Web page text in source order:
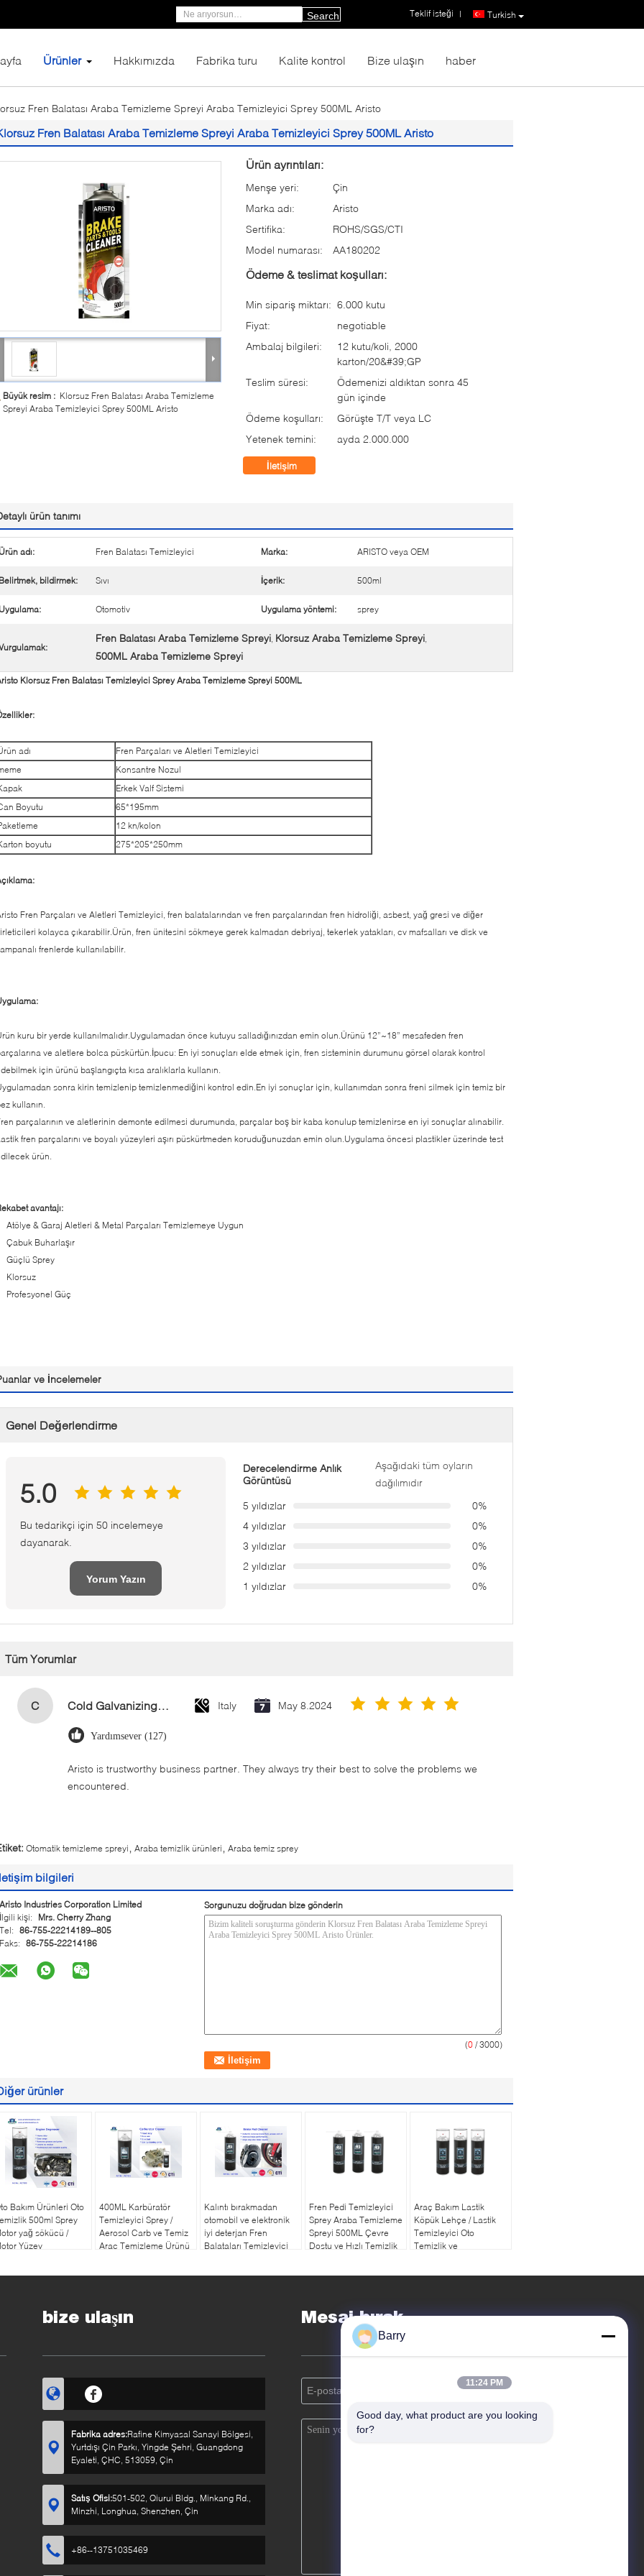
Turkish
Teklif isteği |
Search
Ürünler Hakkımızda Fabrika turu Kalite kontrol Bize ulaşın haber
Fren Balatası Araba Temizleme Spreyi Araba Temizleyici Sprey 500ML Aristo
Fren Balatası Araba Temizleme Spreyi Araba Temizleyici Sprey 500ML Aristo
Büyük resim : Klorsuz Fren Balatası Araba Temizleme
Spreyi Araba Temizleyici Sprey 500ML Aristo
Ürün ayrıntıları:
Menşe yeri:
Çin
Marka adı:
Aristo
Sertifika:
ROHS/SGS/CTI
Model numarası:
AA180202
Ödeme & teslimat koşulları:
Min sipariş miktarı: 6.000 kutu
Fiyat:
negotiable
Ambalaj bilgileri:
12 kutu/koli, 2000
karton/20&#39;GP
Teslim süresi:
Ödemenizi aldıktan sonra 45
gün içinde
Ödeme koşulları:
Görüşte T/T veya LC
Yetenek temini:
ayda 2.000.000
İletişim
ürün tanımı
adı: Fren Balatası Temizleyici Marka: ARISTO veya OEM
bildirmek: Sıvı İçerik: 500ml
Otomotiv Uygulama yöntemi: sprey
Fren Balatası Araba Temizleme Spreyi, Klorsuz Araba Temizleme Spreyi,
500ML Araba Temizleme Spreyi
Klorsuz Fren Balatası Temizleyici Sprey Araba Temizleme Spreyi 500ML
adı
Fren Parçaları ve Aletleri Temizleyici
Konsantre Nozul
Erkek Valf Sistemi
Boyutu
65*195mm
12 kn/kolon
boyutu
275*205*250mm
Fren Parçaları ve Aletleri Temizleyici, fren balatalarından ve fren parçalarından fren hidroliği, asbest, yağ gresi ve diğer
kolayca çıkarabilir.Ürün, fren ünitesini sökmeye gerek kalmadan debriyaj, tekerlek yatakları, cv mafsalları ve disk ve
frenlerde kullanılabilir.
kuru bir yerde kullanılmalıdır.Uygulamadan önce kutuyu salladığınızdan emin olun.Ürünü 12”~18” mesafeden fren
ve aletlere bolca püskürtün.İpucu: En iyi sonuçları elde etmek için, fren sisteminin durumunu görsel olarak kontrol
için ürünü başlangıçta kısa aralıklarla kullanın.
sonra kirin temizlenip temizlenmediğini kontrol edin.En iyi sonuçlar için, kullanımdan sonra freni silmek için temiz bir
kullanın.
parçalarının ve aletlerinin demonte edilmesi durumunda, parçalar boş bir kaba konulup temizlenirse en iyi sonuçlar alınabilir.
fren parçalarını ve boyalı yüzeyleri aşırı püskürtmeden koruduğunuzdan emin olun.Uygulama öncesi plastikler üzerinde test
ürün.
avantajı:
Atölye & Garaj Aletleri & Metal Parçaları Temizlemeye Uygun
Çabuk Buharlaşır
Güçlü Sprey
Klorsuz
Profesyonel Güç
ve İncelemeler
Genel Değerlendirme
5.0
Bu tedarikçi için 50 incelemeye
dayanarak.
Yorum Yazın
Derecelendirme Anlık
Görüntüsü
Aşağıdaki tüm oyların
dağılımıdır
5 yıldızlar
0%
4 yıldızlar
0%
3 yıldızlar
0%
2 yıldızlar
0%
1 yıldızlar
0%
Tüm Yorumlar
C Cold Galvanizing Zinc Spray Paint 400ml Italy May 8.2024
Yardımsever (127)
Aristo is trustworthy business partner. They always try their best to solve the problems we
encountered.
Otomatik temizleme spreyi Araba temizlik ürünleri Araba temiz sprey
bilgileri
Aristo Industries Corporation Limited
İlgili kişi:
Mrs. Cherry Zhang
Tel: 86-755-22214189--805
Faks: 86-755-22214186
Sorgunuzu doğrudan bize gönderin
(0 / 3000)
ürünler
Bakım Ürünleri Oto
500ml Sprey
yağ sökücü /
Yüzey
400ML Karbüratör
Temizleyici Sprey /
Aerosol Carb ve Temiz
Araç Temizleme Ürünü
Kalıntı bırakmadan
otomobil ve elektronik
iyi deterjan Fren
Balataları Temizleyici
Fren Pedi Temizleyici
Sprey Araba Temizleme
Spreyi 500ML Çevre
Dostu ve Hızlı Temizlik
Araç Bakım Lastik
Köpük Lehçe / Lastik
Temizleyici Oto
Temizlik ve
bize ulaşın
Fabrika adres:Rafine Kimyasal Sanayi Bölgesi,
Yurtdışı Çin Parkı, Yingde Şehri, Guangdong
Eyaleti, ÇHC, 513059, Çin
Satış Ofisi:501-502, Qiurui Bldg., Minkang Rd.,
Minzhi, Longhua, Shenzhen, Çin
+86--13751035469
Mesaj bırak
Barry
11:24 PM
Good day, what product are you looking
for?